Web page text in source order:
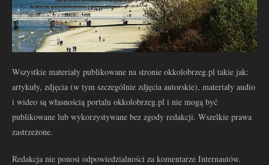
Wszystkie materiały publikowane na stronie okkolobrzeg.pl takie jak:
artykuły, zdjęcia (w tym szczególnie zdjęcia autorskie), materiały audio
i wideo są własnością portalu okkolobrzeg.pl i nie mogą być
publikowane lub wykorzystywane bez zgody redakcji. Wszelkie prawa
zastrzeżone.
Redakcja nie ponosi odpowiedzialności za komentarze Internautów.